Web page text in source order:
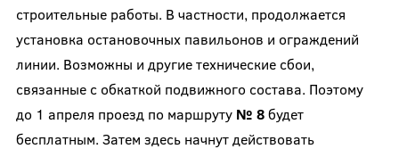
строительные работы. В частности, продолжается
установка остановочных павильонов и ограждений
линии. Возможны и другие технические сбои,
связанные с обкаткой подвижного состава. Поэтому
до 1 апреля проезд по маршруту № 8будет
бесплатным. Затем здесь начнут действовать